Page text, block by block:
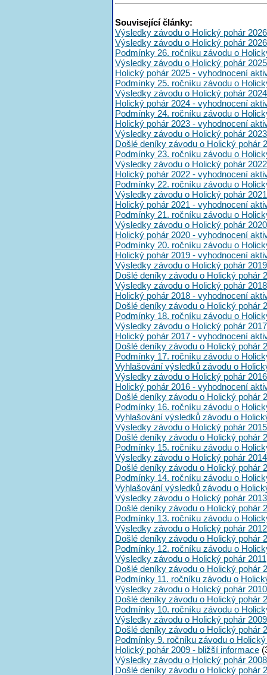
Související články:
Výsledky závodu o Holický pohár
Výsledky závodu o Holický pohár 2026
Podmínky 26. ročníku závodu o
Výsledky závodu o Holický pohár 2025
Holický pohár 2025 - vyhodnocení
Podmínky 25. ročníku závodu o
Výsledky závodu o Holický pohár 2024
Holický pohár 2024 - vyhodnocení
Podmínky 24. ročníku závodu o
Holický pohár 2023 - vyhodnocení
Výsledky závodu o Holický pohár 2023
Došlé deníky závodu o Holický pohár
Podmínky 23. ročníku závodu o
Výsledky závodu o Holický pohár 2022
Holický pohár 2022 - vyhodnocení
Podmínky 22. ročníku závodu o
Výsledky závodu o Holický pohár 2021
Holický pohár 2021 - vyhodnocení
Podmínky 21. ročníku závodu o
Výsledky závodu o Holický pohár 2020
Holický pohár 2020 - vyhodnocení
Podmínky 20. ročníku závodu o
Holický pohár 2019 - vyhodnocení
Výsledky závodu o Holický pohár 2019
Došlé deníky závodu o Holický pohár
Výsledky závodu o Holický pohár 2018
Holický pohár 2018 - vyhodnocení
Došlé deníky závodu o Holický pohár
Podmínky 18. ročníku závodu o
Výsledky závodu o Holický pohár 2017
Holický pohár 2017 - vyhodnocení
Došlé deníky závodu o Holický pohár
Podmínky 17. ročníku závodu o
Vyhlašování výsledků závodu o
Výsledky závodu o Holický pohár 2016
Holický pohár 2016 - vyhodnocení
Došlé deníky závodu o Holický pohár
Podmínky 16. ročníku závodu o
Vyhlašování výsledků závodu o
Výsledky závodu o Holický pohár 2015
Došlé deníky závodu o Holický pohár
Podmínky 15. ročníku závodu o
Výsledky závodu o Holický pohár 2014
Došlé deníky závodu o Holický pohár
Podmínky 14. ročníku závodu o
Vyhlašování výsledků závodu o
Výsledky závodu o Holický pohár 2013
Došlé deníky závodu o Holický pohár
Podmínky 13. ročníku závodu o
Výsledky závodu o Holický pohár 2012
Došlé deníky závodu o Holický pohár
Podmínky 12. ročníku závodu o
Výsledky závodu o Holický pohár 2011
Došlé deníky závodu o Holický pohár
Podmínky 11. ročníku závodu o
Výsledky závodu o Holický pohár 2010
Došlé deníky závodu o Holický pohár
Podmínky 10. ročníku závodu o
Výsledky závodu o Holický pohár 2009
Došlé deníky závodu o Holický pohár
Podmínky 9. ročníku závodu o
Holický pohár 2009 - bližší informace
Výsledky závodu o Holický pohár 2008
Došlé deníky závodu o Holický pohár